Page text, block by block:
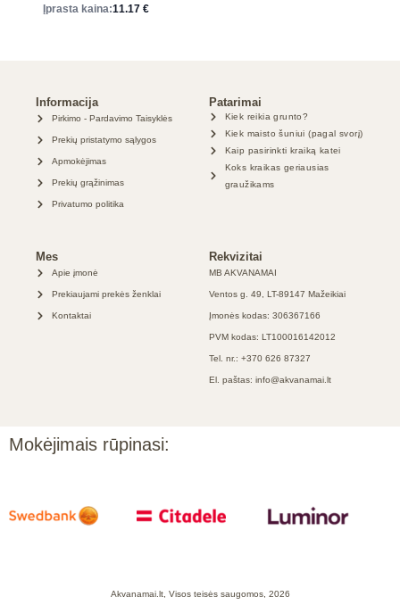
Įprasta kaina:11.17 €
Informacija
Pirkimo - Pardavimo Taisyklės
Prekių pristatymo sąlygos
Apmokėjimas
Prekių grąžinimas
Privatumo politika
Patarimai
Kiek reikia grunto?
Kiek maisto šuniui (pagal svorį)
Kaip pasirinkti kraiką katei
Koks kraikas geriausias
graužikams
Mes
Apie įmonė
Prekiaujami prekės ženklai
Kontaktai
Rekvizitai
MB AKVANAMAI
Ventos g. 49, LT-89147 Mažeikiai
Įmonės kodas: 306367166
PVM kodas: LT100016142012
Tel. nr.: +370 626 87327
El. paštas: info@akvanamai.lt
Mokėjimais rūpinasi:
Akvanamai.lt, Visos teisės saugomos, 2026